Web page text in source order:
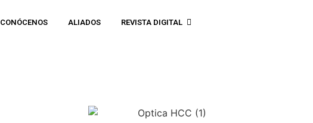
CONÓCENOS ALIADOS REVISTA DIGITAL